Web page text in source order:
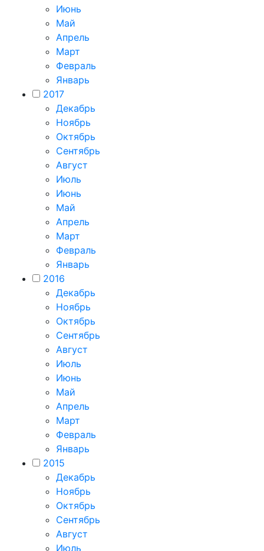
Июнь
Май
Апрель
Март
Февраль
Январь
2017
Декабрь
Ноябрь
Октябрь
Сентябрь
Август
Июль
Июнь
Май
Апрель
Март
Февраль
Январь
2016
Декабрь
Ноябрь
Октябрь
Сентябрь
Август
Июль
Июнь
Май
Апрель
Март
Февраль
Январь
2015
Декабрь
Ноябрь
Октябрь
Сентябрь
Август
Июль